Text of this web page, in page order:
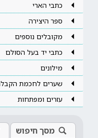
כתבי הארי
ספר היצירה
מקובלים נוספים
כתבי יד בעל הסולם
מילונים
שערים לחכמת
עזרים ומפתחות
מסך חיפוש